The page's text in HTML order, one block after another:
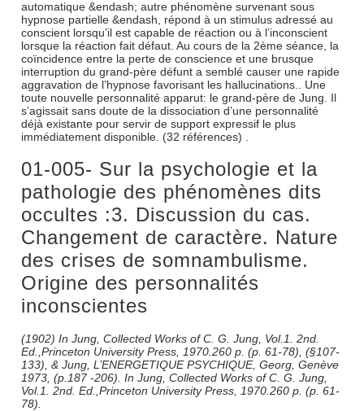
automatique &endash; autre phénomène survenant sous
hypnose partielle &endash, répond à un stimulus adressé au
conscient lorsqu’il est capable de réaction ou à l’inconscient
lorsque la réaction fait défaut. Au cours de la 2ème séance, la
coïncidence entre la perte de conscience et une brusque
interruption du grand-père défunt a semblé causer une rapide
aggravation de l’hypnose favorisant les hallucinations.. Une
toute nouvelle personnalité apparut: le grand-père de Jung. Il
s’agissait sans doute de la dissociation d’une personnalité
déjà existante pour servir de support expressif le plus
immédiatement disponible. (32 références) .
01-005- Sur la psychologie et la
pathologie des phénomènes dits
occultes :3. Discussion du cas.
Changement de caractère. Nature
des crises de somnambulisme.
Origine des personnalités
inconscientes
(1902) In Jung, Collected Works of C. G. Jung, Vol.1. 2nd.
Ed.,Princeton University Press, 1970.260 p. (p. 61-78), (§107-
133), & Jung, L’ENERGETIQUE PSYCHIQUE, Georg, Genève
1973, (p.187 -206). In Jung, Collected Works of C. G. Jung,
Vol.1. 2nd. Ed.,Princeton University Press, 1970.260 p. (p. 61-
78).